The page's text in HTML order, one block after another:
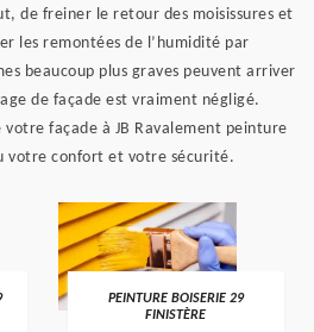
de freiner le retour des moisissures et
les remontées de l’humidité par
beaucoup plus graves peuvent arriver
de façade est vraiment négligé.
façade à JB Ravalement peinture
votre confort et votre sécurité.
PEINTURE BOISERIE 29
FINISTÈRE